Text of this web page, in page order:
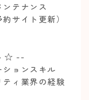
テナンス
サイト更新）
☆ --
ションスキル
ティ業界の経験